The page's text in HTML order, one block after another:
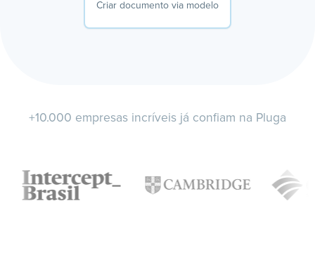
Criar documento via modelo
+10.000 empresas incríveis já confiam na Pluga